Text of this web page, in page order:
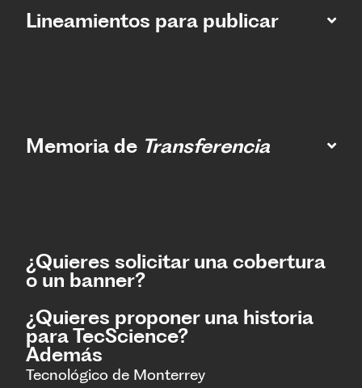
Lineamientos para publicar
Memoria de Transferencia
¿Quieres solicitar una cobertura
o un banner?
¿Quieres proponer una historia
para TecScience?
Además
Tecnológico de Monterrey